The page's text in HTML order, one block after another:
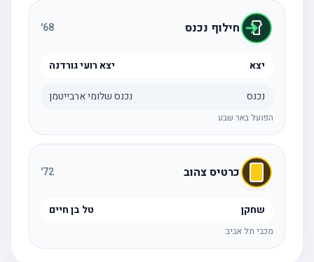
חילוף נכנס 68
'
יצא יצא רועי גורדנה
נכנס נכנס שלומי ארבייטמן
הפועל באר שבע
כרטיס צהוב 72
'
שחקן טל בן חיים
מכבי תל אביב